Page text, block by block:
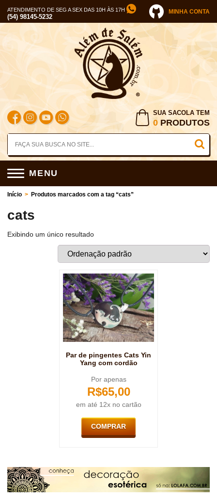
ATENDIMENTO DE SEG A SEX DAS 10H ÀS 17H
(54) 98145-5232
MINHA CONTA
SUA SACOLA TEM
0 PRODUTOS
MENU
Início > Produtos marcados com a tag “cats”
cats
Exibindo um único resultado
Par de pingentes Cats Yin
Yang com cordão
Por apenas
R$65,00
em até 12x no cartão
COMPRAR